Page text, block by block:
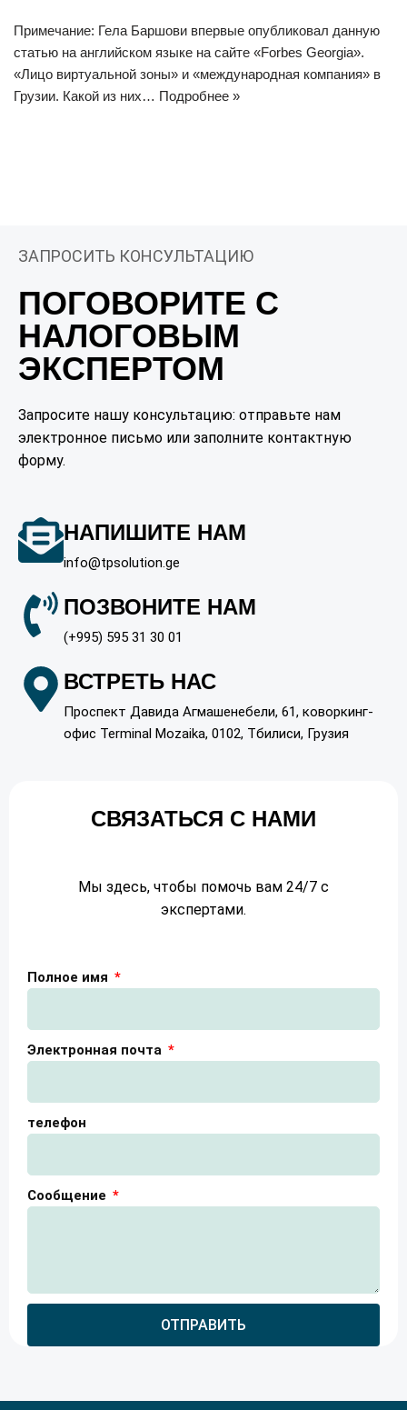
Примечание: Гела Баршови впервые опубликовал данную
статью на английском языке на сайте «Forbes Georgia».
«Лицо виртуальной зоны» и «международная компания» в
Грузии. Какой из них… Подробнее »
ЗАПРОСИТЬ КОНСУЛЬТАЦИЮ
ПОГОВОРИТЕ С
НАЛОГОВЫМ
ЭКСПЕРТОМ
Запросите нашу консультацию: отправьте нам
электронное письмо или заполните контактную
форму.
НАПИШИТЕ НАМ
info@tpsolution.ge
ПОЗВОНИТЕ НАМ
(+995) 595 31 30 01
ВСТРЕТЬ НАС
Проспект Давида Агмашенебели, 61, коворкинг-
офис Terminal Mozaika, 0102, Тбилиси, Грузия
СВЯЗАТЬСЯ С НАМИ
Мы здесь, чтобы помочь вам 24/7 с
экспертами.
Полное имя
Электронная почта
телефон
Сообщение
ОТПРАВИТЬ